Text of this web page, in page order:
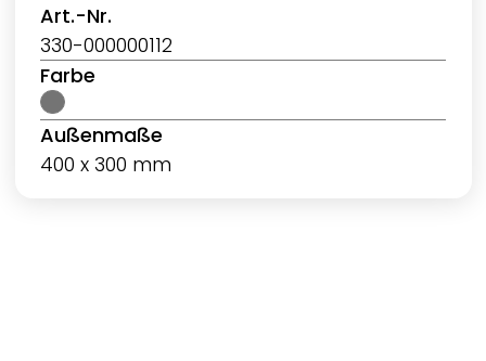
Art.-Nr.
330-000000112
Farbe
Außenmaße
400 x 300 mm